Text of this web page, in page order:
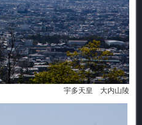
宇多天皇 大内山陵